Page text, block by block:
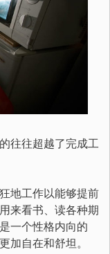
往往超越了完成工
地工作以能够提前
来看书、读各种期
一个性格内向的
加自在和舒坦。